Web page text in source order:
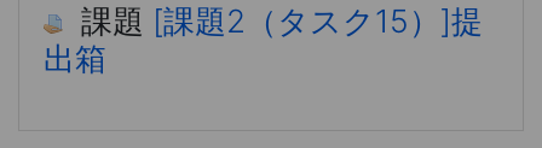
課題 [課題2（タスク15）]提
出箱